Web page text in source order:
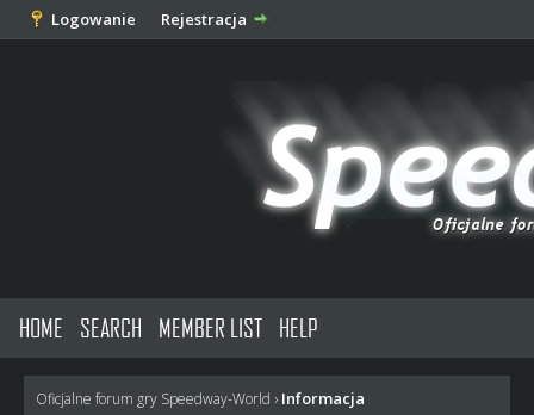
Logowanie Rejestracja
HOME SEARCH MEMBER LIST HELP
Oficjalne forum gry Speedway-World › Informacja